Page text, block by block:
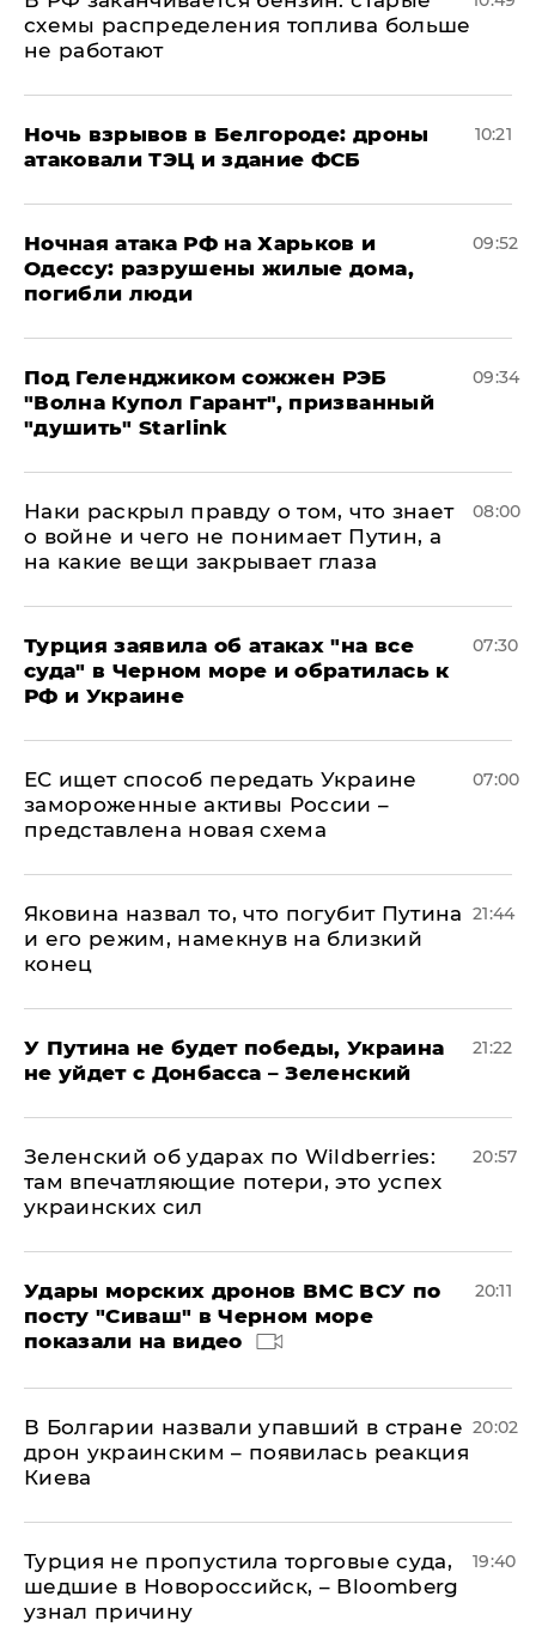
схемы распределения топлива больше
не работают
​Ночь взрывов в Белгороде: дроны
атаковали ТЭЦ и здание ФСБ
10:21
​Ночная атака РФ на Харьков и
Одессу: разрушены жилые дома,
погибли люди
09:52
Под Геленджиком сожжен РЭБ
"Волна Купол Гарант", призванный
"душить" Starlink
09:34
Наки раскрыл правду о том, что знает
о войне и чего не понимает Путин, а
на какие вещи закрывает глаза
08:00
Турция заявила об атаках "на все
суда" в Черном море и обратилась к
РФ и Украине
07:30
ЕС ищет способ передать Украине
замороженные активы России –
представлена новая схема
07:00
Яковина назвал то, что погубит Путина
и его режим, намекнув на близкий
конец
21:44
У Путина не будет победы, Украина
не уйдет с Донбасса – Зеленский
21:22
Зеленский об ударах по Wildberries:
там впечатляющие потери, это успех
украинских сил
20:57
Удары морских дронов ВМС ВСУ по
посту "Сиваш" в Черном море
показали на видео
20:11
В Болгарии назвали упавший в стране
дрон украинским – появилась реакция
Киева
20:02
Турция не пропустила торговые суда,
шедшие в Новороссийск, – Bloomberg
узнал причину
19:40